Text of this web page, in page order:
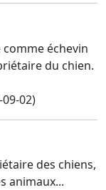
échevin
du chien.
02)
des chiens,
animaux...